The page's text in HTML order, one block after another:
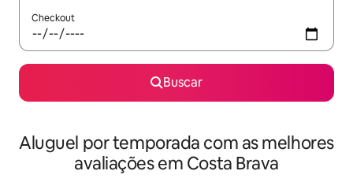
Checkout
Buscar
Aluguel por temporada com as melhores
avaliações em Costa Brava